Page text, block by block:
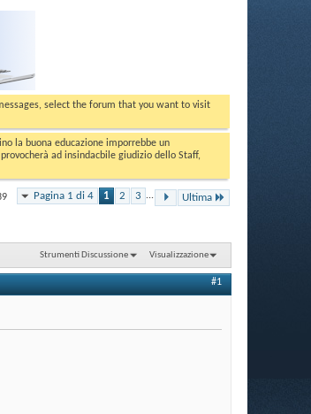
select the forum that you want to visit
la buona educazione imporrebbe un
ad insindacbile giudizio dello Staff,
Pagina 1 di 4 1 2 3 ... Ultima
Strumenti Discussione Visualizzazione
#1